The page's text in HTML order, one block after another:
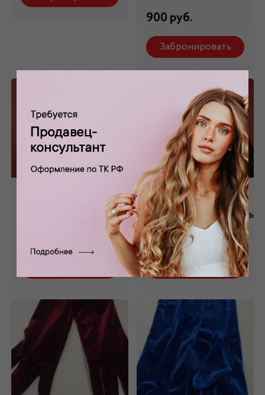
900 руб.
Забронировать
Перчатки бифлекс
белые,красные,черные
Нет в наличии
Забронировать